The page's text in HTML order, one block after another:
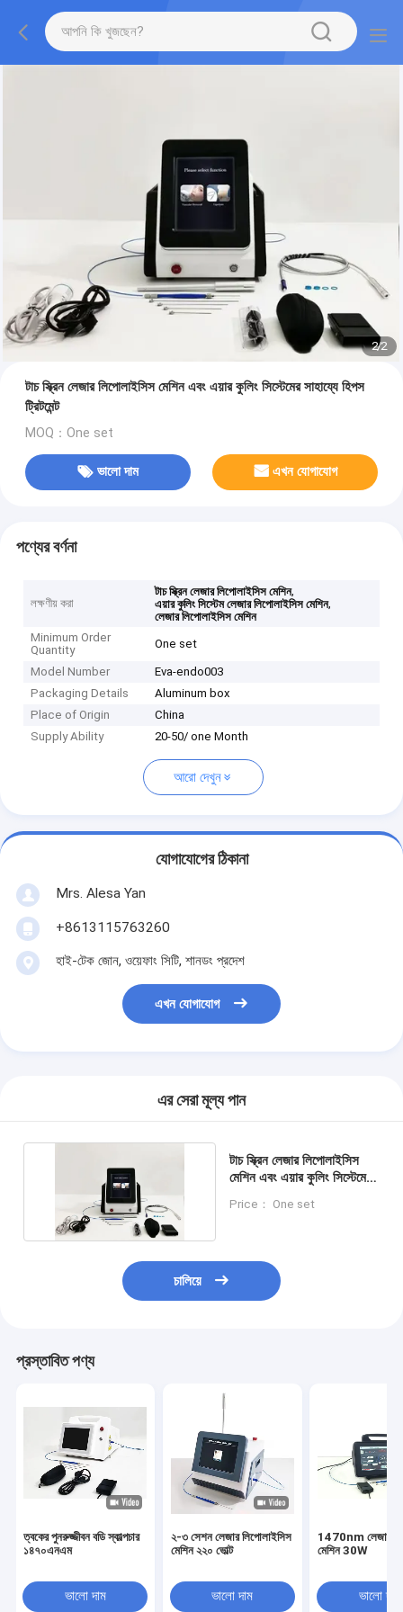
2/2
টাচ স্ক্রিন লেজার লিপোলাইসিস মেশিন এবং এয়ার কুলিং সিস্টেমের সাহায্যে হিপস
ট্রিটমেন্ট
MOQ：One set
ভালো দাম এখন যোগাযোগ
পণ্যের বর্ণনা
লক্ষণীয় করা
টাচ স্ক্রিন লেজার লিপোলাইসিস মেশিন,
এয়ার কুলিং সিস্টেম লেজার লিপোলাইসিস মেশিন,
লেজার লিপোলাইসিস মেশিন
Minimum Order
Quantity
One set
Model Number
Eva-endo003
Packaging Details
Aluminum box
Place of Origin
China
Supply Ability
20-50/ one Month
আরো দেখুন
যোগাযোগের ঠিকানা
Mrs. Alesa Yan
+8613115763260
হাই-টেক জোন, ওয়েফাং সিটি, শানডং প্রদেশ
এখন যোগাযোগ
এর সেরা মূল্য পান
টাচ স্ক্রিন লেজার লিপোলাইসিস
মেশিন এবং এয়ার কুলিং সিস্টেমের
Price： One set
চালিয়ে
প্রস্তাবিত পণ্য
ত্বকের পুনরুজ্জীবন বডি স্কাল্পচার
১৪৭০এনএম
ভালো দাম
২-৩ সেশন লেজার লিপোলাইসিস
মেশিন ২২০ ভোল্ট
ভালো দাম
1470nm লেজার
মেশিন 30W
ভালো দাম